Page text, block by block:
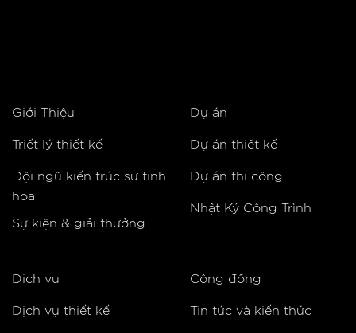
Giới Thiệu
Triết lý thiết kế
Đội ngũ kiến trúc sư tinh
hoa
Sự kiện & giải thưởng
Dự án
Dự án thiết kế
Dự án thi công
Nhật Ký Công Trình
Dịch vụ
Dịch vụ thiết kế
Cộng đồng
Tin tức và kiến thức